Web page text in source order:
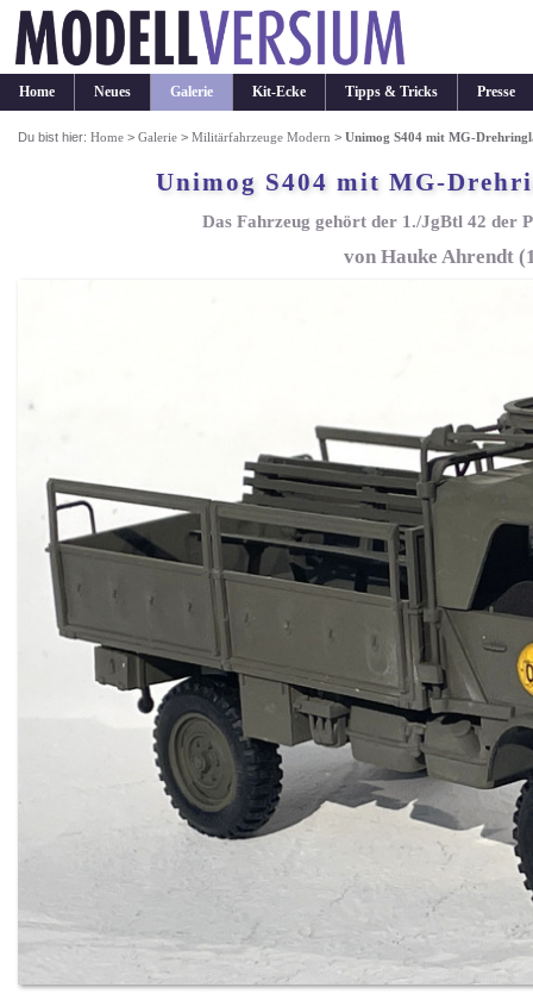
Home Neues Galerie Kit-Ecke Tipps & Tricks Presse
Du bist hier:Home >Galerie >Militärfahrzeuge Modern >Unimog S404 mit MG-
Unimog S404 mit MG-
Das Fahrzeug gehört der 1./JgBtl 42 der
von Hauke Ahrendt